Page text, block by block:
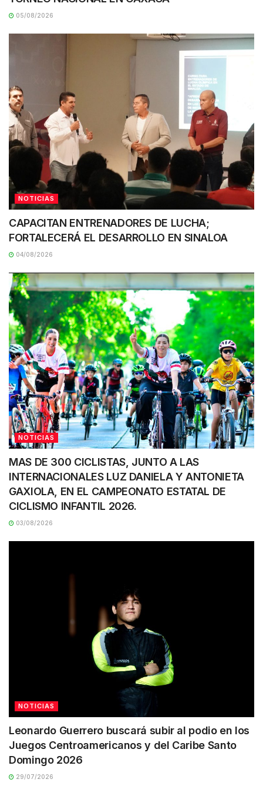
05/08/2026
NOTICIAS
CAPACITAN ENTRENADORES DE LUCHA;
FORTALECERÁ EL DESARROLLO EN SINALOA
04/08/2026
NOTICIAS
MAS DE 300 CICLISTAS, JUNTO A LAS
INTERNACIONALES LUZ DANIELA Y ANTONIETA
GAXIOLA, EN EL CAMPEONATO ESTATAL DE
CICLISMO INFANTIL 2026.
03/08/2026
NOTICIAS
Leonardo Guerrero buscará subir al podio en los
Juegos Centroamericanos y del Caribe Santo
Domingo 2026
29/07/2026